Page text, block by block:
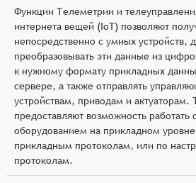
Функции Телеметрии и
интернета вещей (IoT) позволяют
непосредственно с умных устройств,
преобразовывать эти данные из
к нужному формату прикладных
сервере, а также отправлять
устройствам, приводам и актуаторам.
предоставляют возможность работать
оборудованием на прикладном
прикладным протоколам, или по
протоколам.